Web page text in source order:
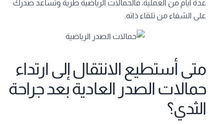
عدة أيام من العملية، فالحمالات الرياضية طرية وتساعد صدرك
على الشفاء من تلقاء ذاته.
متى أستطيع الانتقال إلى ارتداء
حمالات الصدر العادية بعد جراحة
الثدي؟